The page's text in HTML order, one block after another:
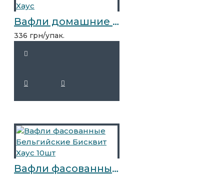
Вафли домашние "Конвертик" 1кг Бисквит Хаус
336 грн/упак.
Вафли фасованные Бельгийские Бисквит Хаус 10шт